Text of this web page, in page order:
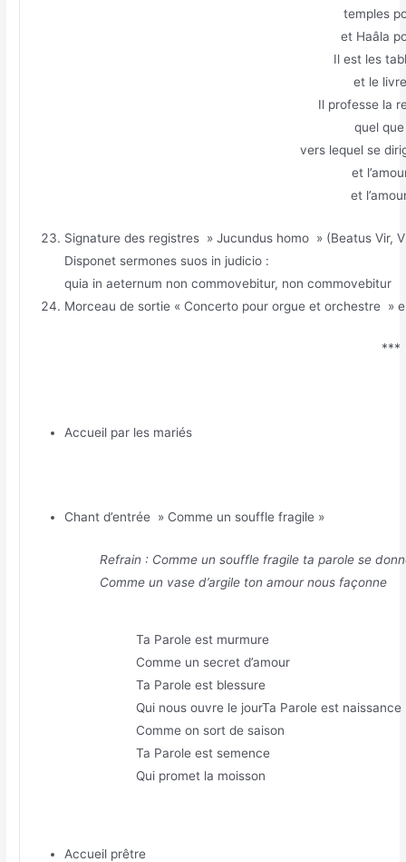
temples
et Haâla
Il est les
et le
Il professe la
quel
vers lequel se
et
et
Signature des registres » Jucundus homo » (Beatus Vir,
Disponet sermones suos in judicio :
quia in aeternum non commovebitur, non commovebitur
Morceau de sortie « Concerto pour orgue et orchestre »
***
Accueil par les mariés
Chant d’entrée » Comme un souffle fragile »
Refrain : Comme un souffle fragile ta parole se
Comme un vase d’argile ton amour nous façonne
Ta Parole est murmure
Comme un secret d’amour
Ta Parole est blessure
Qui nous ouvre le jourTa Parole est naissance
Comme on sort de saison
Ta Parole est semence
Qui promet la moisson
Accueil prêtre